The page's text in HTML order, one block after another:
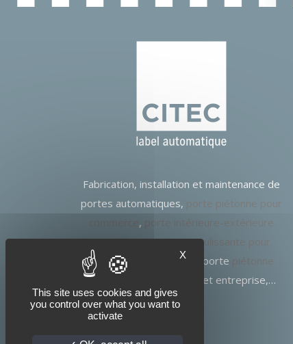
Fabrication, installation et maintenance de
portes automatiques, porte piétonne pour
,
porte intérieure-extérieure
pour hôpitaux,porte coulissante pour
bâtiment public et ERP
, porte
piétonne
pour bâtiment industriel
et entreprise,…
X
This site uses cookies and gives
you control over what you want to
activate